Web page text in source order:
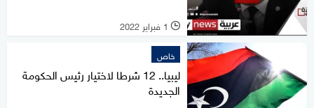
l 1 فبراير 2022
خاص
ليبيا.. 12 شرطا لاختيار رئيس الحكومة
الجديدة